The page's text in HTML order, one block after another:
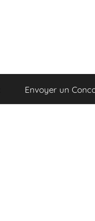
Envoyer un